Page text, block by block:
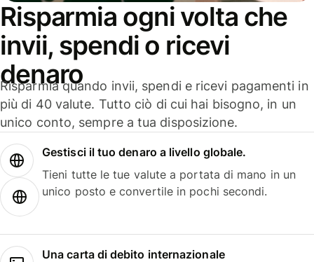
Risparmia ogni volta che
invii, spendi o ricevi
denaro
Risparmia quando invii, spendi e ricevi pagamenti in
più di 40 valute. Tutto ciò di cui hai bisogno, in un
unico conto, sempre a tua disposizione.
Gestisci il tuo denaro a livello globale.
Tieni tutte le tue valute a portata di mano in un
unico posto e convertile in pochi secondi.
Una carta di debito internazionale